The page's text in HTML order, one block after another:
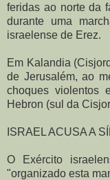
feridas ao norte da
durante uma
israelense de Erez.
Em Kalandia
de Jerusalém, ao
choques violentos
Hebron (sul da
ISRAEL ACUSA A
O Exército
"organizado esta